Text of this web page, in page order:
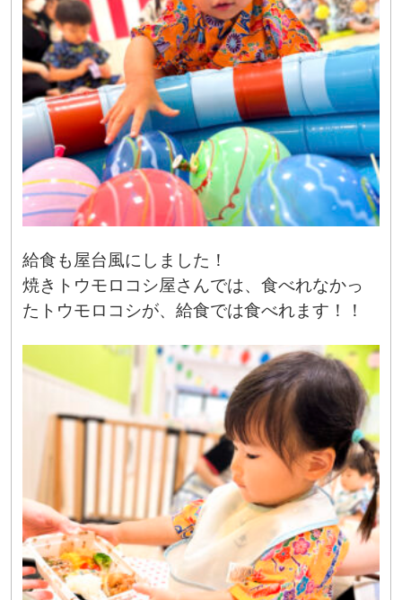
給食も屋台風にしました！
焼きトウモロコシ屋さんでは、食べれなかっ
たトウモロコシが、給食では食べれます！！